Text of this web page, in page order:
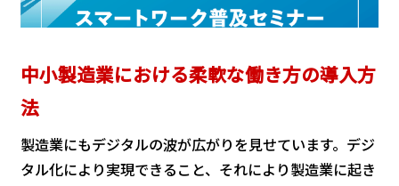
中小製造業における柔軟な働き方の導入方
法
製造業にもデジタルの波が広がりを見せています。デジ
タル化により実現できること、それにより製造業に起き